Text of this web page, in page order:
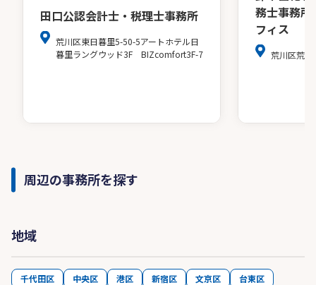
田口公認会計士・税理士事務所
荒川区東日暮里5-50-5アートホテル日
暮里ラングウッド3F BIZcomfort3F-7
務士事務所
フィス
荒川区荒
周辺の事務所を探す
地域
千代田区 中央区 港区 新宿区 文京区
台東区